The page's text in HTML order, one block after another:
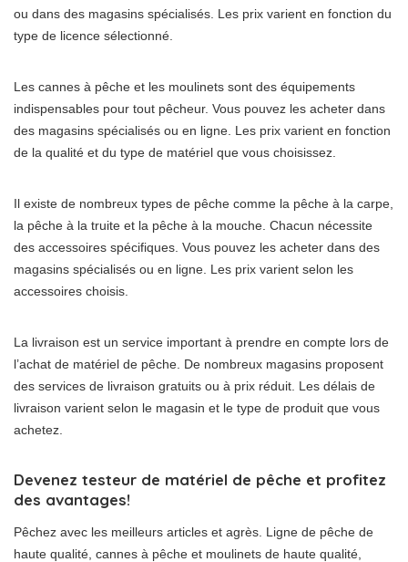
ou dans des magasins spécialisés. Les prix varient en fonction du
type de licence sélectionné.
Les cannes à pêche et les moulinets sont des équipements
indispensables pour tout pêcheur. Vous pouvez les acheter dans
des magasins spécialisés ou en ligne. Les prix varient en fonction
de la qualité et du type de matériel que vous choisissez.
Il existe de nombreux types de pêche comme la pêche à la carpe,
la pêche à la truite et la pêche à la mouche. Chacun nécessite
des accessoires spécifiques. Vous pouvez les acheter dans des
magasins spécialisés ou en ligne. Les prix varient selon les
accessoires choisis.
La livraison est un service important à prendre en compte lors de
l’achat de matériel de pêche. De nombreux magasins proposent
des services de livraison gratuits ou à prix réduit. Les délais de
livraison varient selon le magasin et le type de produit que vous
achetez.
Devenez testeur de matériel de pêche et profitez
des avantages!
Pêchez avec les meilleurs articles et agrès. Ligne de pêche de
haute qualité, cannes à pêche et moulinets de haute qualité,